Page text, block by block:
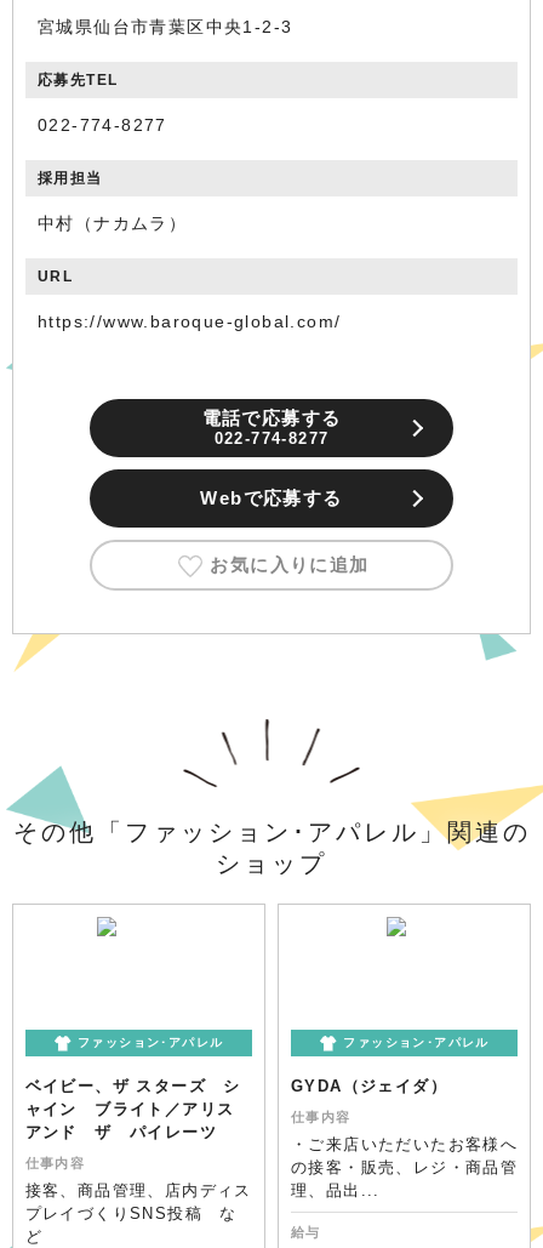
宮城県仙台市青葉区中央1-2-3
応募先TEL
022-774-8277
採用担当
中村（ナカムラ）
URL
https://www.baroque-global.com/
電話で応募する
022-774-8277
Webで応募する
お気に入りに追加
その他「ファッション･アパレル」関連の
ショップ
ファッション･アパレル
ベイビー、ザ スターズ シ
ャイン ブライト／アリス
アンド ザ パイレーツ
仕事内容
接客、商品管理、店内ディス
プレイづくりSNS投稿 な
ど
ファッション･アパレル
GYDA（ジェイダ）
仕事内容
・ご来店いただいたお客様へ
の接客・販売、レジ・商品管
理、品出...
給与